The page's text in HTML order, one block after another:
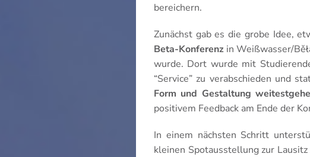
bereichern.
Zunächst gab es die grobe Idee,
Beta-Konferenz in Weißwasser/
wurde. Dort wurde mit
“Service” zu verabschieden und
Form und Gestaltung
positivem Feedback am Ende der
In einem nächsten Schritt
kleinen Spotausstellung zur